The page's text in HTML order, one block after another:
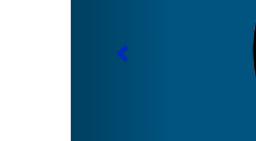
Previous